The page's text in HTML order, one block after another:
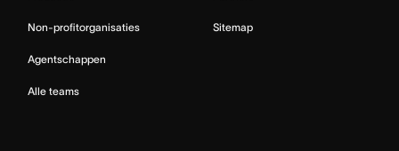
Non-profitorganisaties
Agentschappen
Alle teams
Sitemap